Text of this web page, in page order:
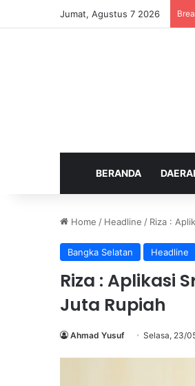
Jumat, Agustus 7 2026
BERANDA
Home / Headline / Riza :
Bangka Selatan Headline
Riza : Aplikasi
Juta Rupiah
Ahmad Yusuf Selasa, 23/